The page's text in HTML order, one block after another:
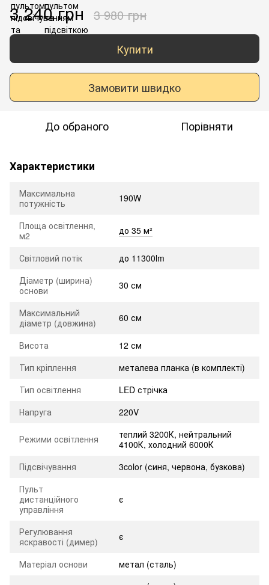
3 240 грн 3 980 грн
Купити
Замовити швидко
До обраного Порівняти
Характеристики
Максимальна
потужність
190W
Площа освітлення,
м2
до 35 м²
Світловий потік
до 11300lm
Діаметр (ширина)
основи
30 см
Максимальний
діаметр (довжина)
60 см
Висота
12 см
Тип кріплення
металева планка (в комплекті)
Тип освітлення
LED стрічка
Напруга
220V
Режими освітлення
теплий 3200К, нейтральний
4100К, холодний 6000К
Підсвічування
3color (синя, червона, бузкова)
Пульт
дистанційного
управління
є
Регулювання
яскравості (димер)
є
Матеріал основи метал (сталь)